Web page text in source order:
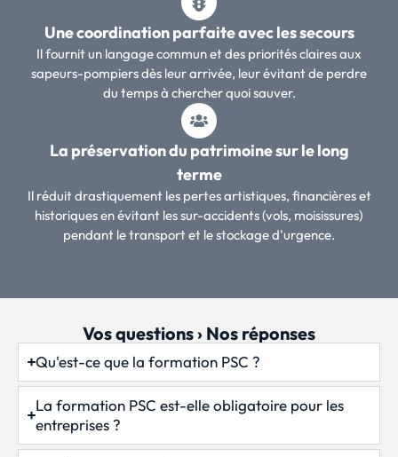
Une coordination parfaite avec les secours
Il fournit un langage commun et des priorités claires aux
sapeurs-pompiers dès leur arrivée, leur évitant de perdre
du temps à chercher quoi sauver.
La préservation du patrimoine sur le long
terme
Il réduit drastiquement les pertes artistiques, financières et
historiques en évitant les sur-accidents (vols, moisissures)
pendant le transport et le stockage d'urgence.
Vos questions › Nos réponses
Qu'est-ce que la formation PSC ?
La formation PSC est-elle obligatoire pour les
entreprises ?